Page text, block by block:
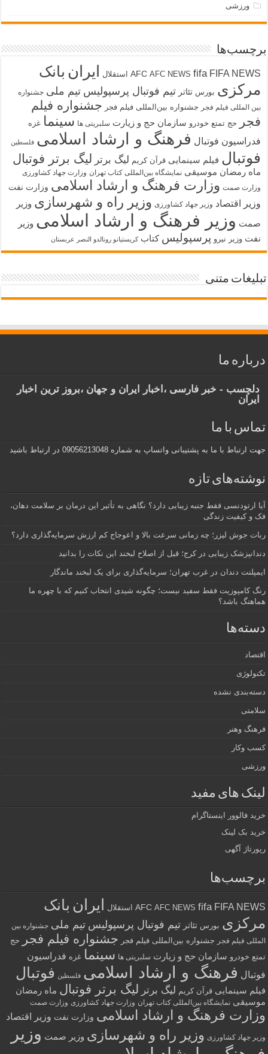
ورزشی
برچسب‌ها
AFC AFC NEWS fifa FIFA NEWS استقلال ایران بانک
مرکزی بورس تئاتر تیم فوتبال پرسپولیس تیم ملی جشنواره
بین المللی فیلم فجر جشنواره بین‌المللی فیلم فجر جشنواره فیلم
فجر
حج تمتع خودرو سازمان حج و زیارت سلبریتی ها سینما غزه
فدراسیون فوتبال فرهنگ و ارشاد اسلامی فلسطین
فوتبال فیلم سینمایی قرآن کریم لیگ برتر لیگ برتر فوتبال
ماه رمضان موسیقی نمایشگاه بین‌المللی کتاب تهران وزارت جهاد کشاورزی
وزارت صمت وزارت فرهنگ و ارشاد اسلامی وزارت نفت
وزیر اقتصاد وزیر جهاد کشاورزی وزیر راه و شهرسازی وزیر
صمت وزیر فرهنگ و ارشاد اسلامی وزیر
نفت وزیر نیرو پرسپولیس کتاب کریستیانو رونالدو النصر عربستان
تبلیغات متنی
درباره ما
دلچسب - خبر فارسی ،اخبار ایران و جهان ،بروز ترین اخبار
ایران
تماس با ما
جهت ارتباط با ما به پشتیبانی واتساپ به شماره 09056213048 در ارتباط باشید
نوشته‌های تازه
آیا ارتودنسی فقط جنبه زیبایی دارد؟ نگاهی به تأثیر این درمان بر سلامت دهان،
فک و کیفیت زندگی
ربات جوش لیزر؛ چه زمانی سرعت بالا و اعوجاج کم ارزش سرمایه‌گذاری دارد؟
دندانپزشک زیبایی در کرج؛ قبل از اصلاح لبخند این نکات را بدانید
ایمپلنت دندان در غرب تهران؛ سرمایه‌گذاری برای یک لبخند ماندگار
رنگ کامپوزیت فقط سفید نیست؛ چگونه شیدی انتخاب کنیم که با چهره ما
هماهنگ باشد؟
دسته‌ها
اقتصاد
تکنولوژی
دسته‌بندی نشده
سلامتی
فرهنگ وهنر
کسب وکار
ورزشی
لینک های مفید
خرید فالوور اینستاگرام
خرید بک لینک
رپورتاژ آگهی
برچسب‌ها
AFC AFC NEWS fifa FIFA NEWS استقلال ایران بانک
مرکزی بورس تئاتر تیم فوتبال پرسپولیس تیم ملی جشنواره بین
المللی فیلم فجر جشنواره بین‌المللی فیلم فجر جشنواره فیلم فجر
حج
تمتع خودرو سازمان حج و زیارت سلبریتی ها سینما غزه فدراسیون
فوتبال فرهنگ و ارشاد اسلامی فلسطین فوتبال
فیلم سینمایی قرآن کریم لیگ برتر لیگ برتر فوتبال ماه رمضان
موسیقی نمایشگاه بین‌المللی کتاب تهران وزارت جهاد کشاورزی وزارت صمت
وزارت فرهنگ و ارشاد اسلامی وزارت نفت وزیر اقتصاد
وزیر جهاد کشاورزی وزیر راه و شهرسازی وزیر صمت وزیر